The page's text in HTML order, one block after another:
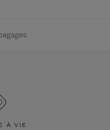
À VIE